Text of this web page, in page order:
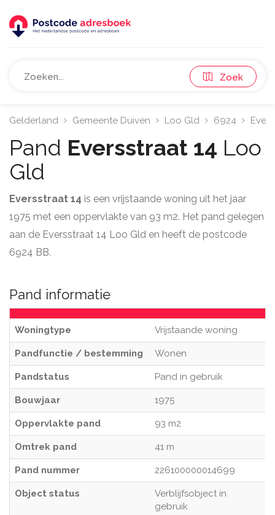
Zoek
Gelderland Gemeente Duiven Loo Gld 6924
Pand Eversstraat 14 Loo
Gld
Eversstraat 14 is een vrijstaande woning uit het jaar
1975 met een oppervlakte van 93 m2. Het pand gelegen
aan de Eversstraat 14 Loo Gld en heeft de postcode
6924 BB.
Pand informatie
Woningtype Vrijstaande woning
Pandfunctie / bestemming Wonen
Pandstatus Pand in gebruik
Bouwjaar 1975
Oppervlakte pand 93 m2
Omtrek pand 41 m
Pand nummer 226100000014699
Object status
Verblijfsobject in
gebruik